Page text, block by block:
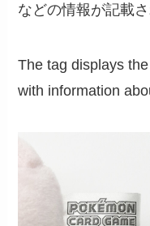
などの情報が記載さ
The tag displays
with information